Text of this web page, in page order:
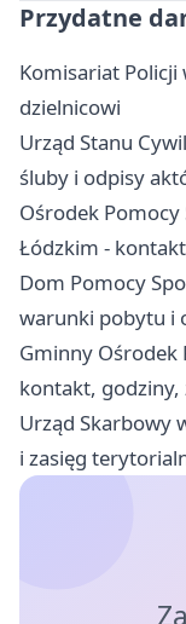
Przydatne
Komisariat
dzielnicowi
Urząd Stanu
śluby i odpisy
Ośrodek Pomocy
Łódzkim -
Dom Pomocy
warunki pobytu i
Gminny Ośrodek
kontakt, godziny,
Urząd Skarbowy
i zasięg